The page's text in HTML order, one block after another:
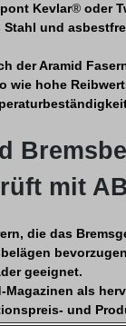
Kevlar®oder
und
der Aramid
wie hohe
mit
die das
geeignet.
als
und